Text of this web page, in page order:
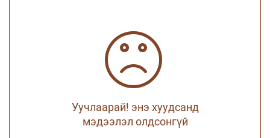
Уучлаарай! энэ хуудсанд
мэдээлэл олдсонгүй